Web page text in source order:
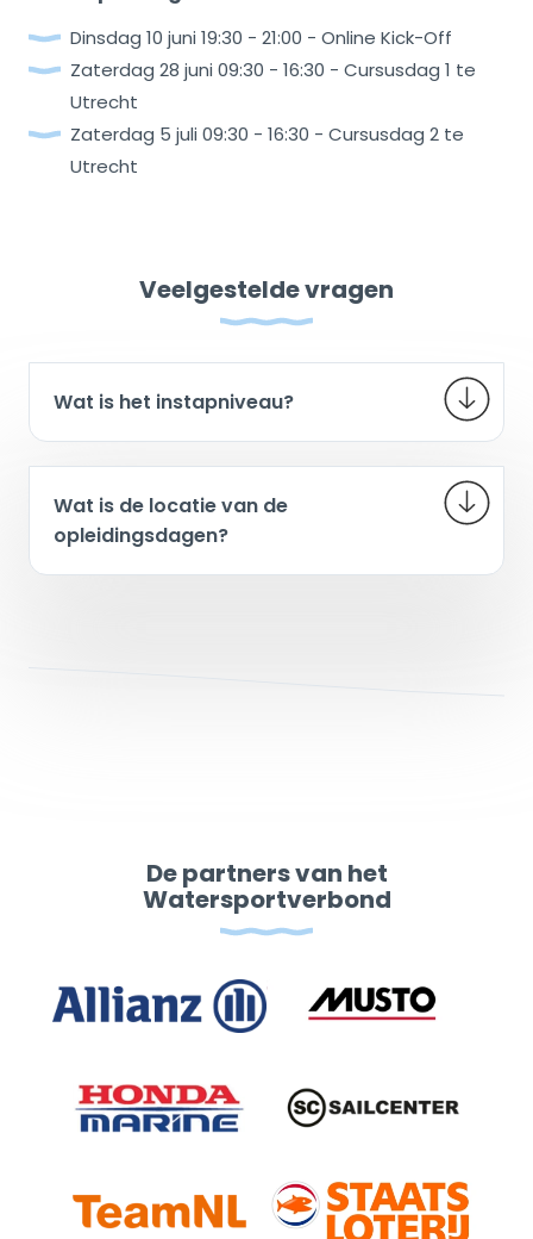
Dinsdag 10 juni 19:30 - 21:00 - Online Kick-Off
Zaterdag 28 juni 09:30 - 16:30 - Cursusdag 1 te
Utrecht
Zaterdag 5 juli 09:30 - 16:30 - Cursusdag 2 te
Utrecht
Veelgestelde vragen
Wat is het instapniveau?
Wat is de locatie van de
opleidingsdagen?
De partners van het
Watersportverbond